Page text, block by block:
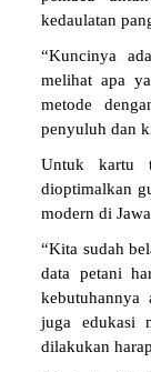
kedaulatan
“Kuncinya
melihat apa
metode
penyuluh dan
Untuk kartu
dioptimalkan
modern di
“Kita sudah
data petani
kebutuhannya
juga edukasi
dilakukan